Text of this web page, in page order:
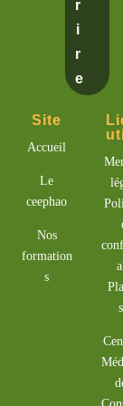
r
i
r
e
Site
Accueil
Le
ceephao
Nos
formation
s